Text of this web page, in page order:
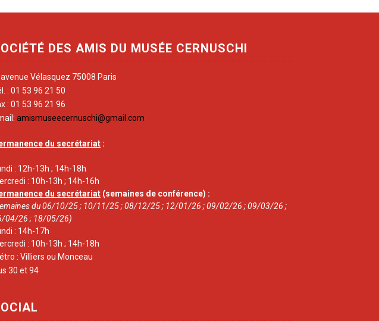
DES AMIS DU MUSÉE CERNUSCHI
avenue Vélasquez 75008 Paris
: 01 53 96 21 50
: 01 53 96 21 96
amismuseecernuschi@gmail.com
du secrétariat :
: 12h-13h ; 14h-18h
: 10h-13h ; 14h-16h
du secrétariat (semaines de conférence) :
du 06/10/25 ; 10/11/25 ; 08/12/25 ; 12/01/26 ; 09/02/26 ; 09/03/26 ;
04/26 ; 18/05/26)
: 14h-17h
: 10h-13h ; 14h-18h
: Villiers ou Monceau
30 et 94